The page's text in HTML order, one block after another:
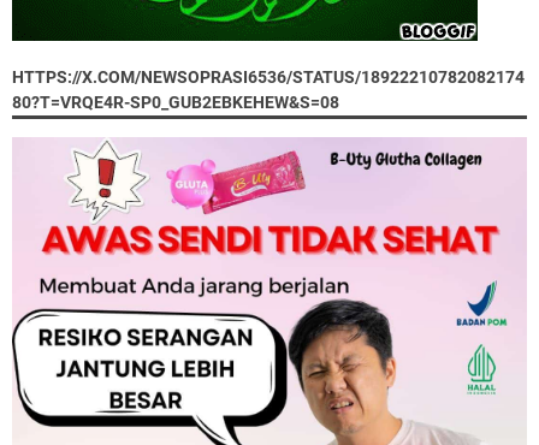
HTTPS://X.COM/NEWSOPRASI6536/STATUS/18922210782082174
80?T=VRQE4R-SP0_GUB2EBKEHEW&S=08